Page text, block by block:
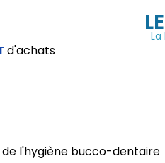
d'achats